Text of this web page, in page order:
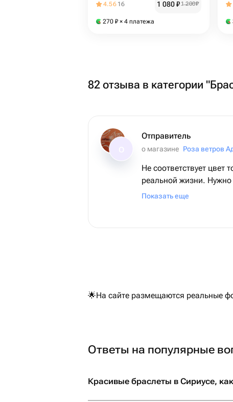
4.56 16 1 080₽1 200₽
270 ₽ × 4 платежа
82 отзыва в категории
Отправитель
о магазине Роза ветров
Не соответствует цвет
реальной жизни. Нужно
указывать, что цвет
Показать еще
🌟На сайте размещаются реальные
Ответы на популярные
Красивые браслеты в Сириусе,